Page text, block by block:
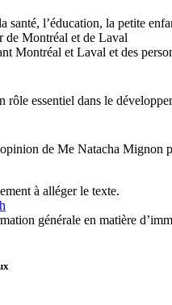
santé, l’éducation, la petite
de Montréal et de Laval
Montréal et Laval et des
rôle essentiel dans le
de Me Natacha Mignon
à alléger le texte.
générale en matière